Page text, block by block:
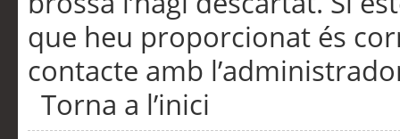
que heu proporcionat és
contacte amb
Torna a l’inici